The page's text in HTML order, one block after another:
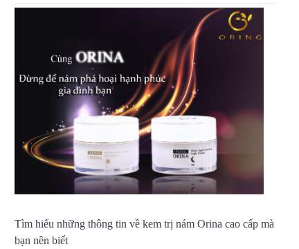
Tìm hiểu những thông tin về kem trị nám Orina cao cấp mà
bạn nên biết